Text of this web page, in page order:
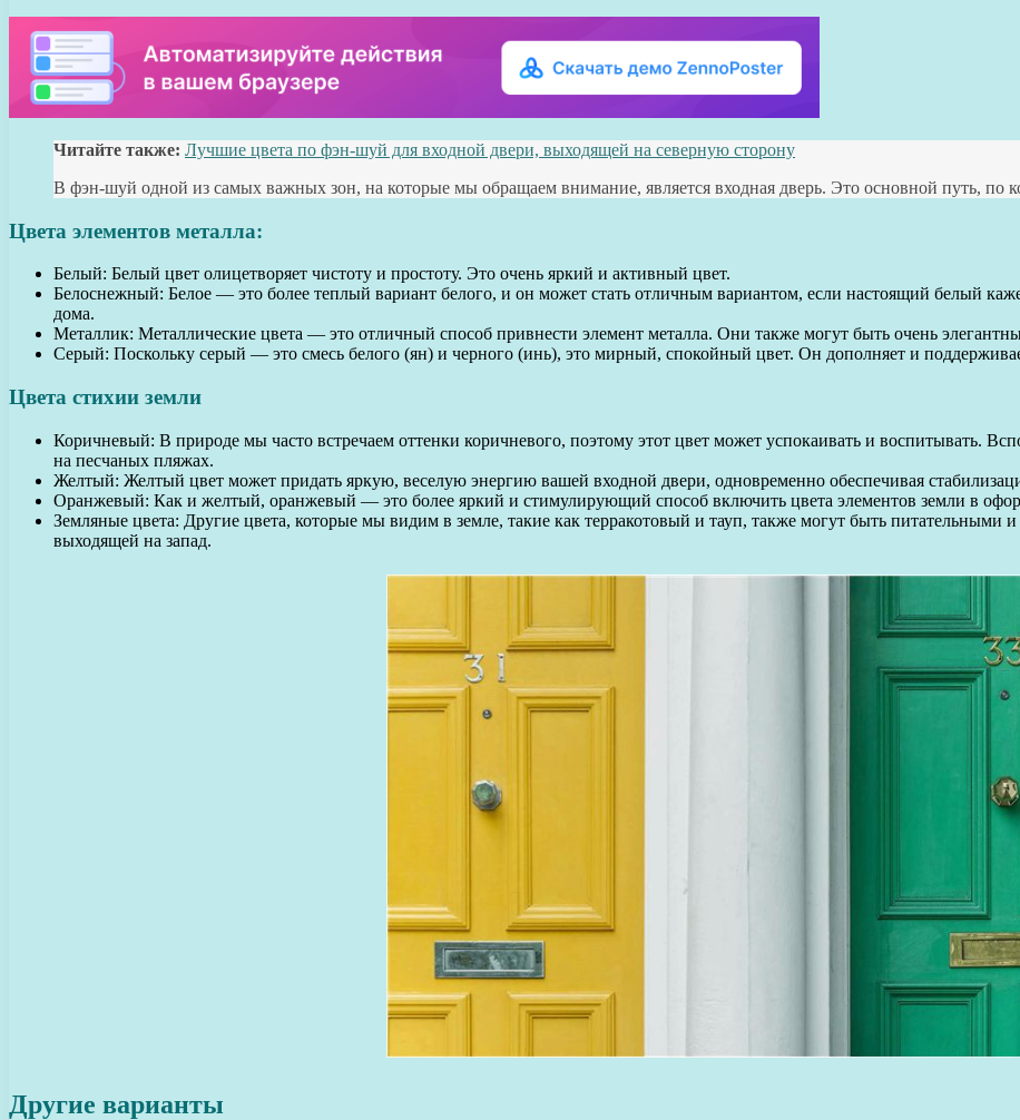
Читайте также: Лучшие цвета по фэн-шуй для входной двери, выходящей на северную сторону
В фэн-шуй одной из самых важных зон, на которые мы обращаем внимание, является входная дверь. Это основной путь, по
Цвета элементов металла:
Белый: Белый цвет олицетворяет чистоту и простоту. Это очень яркий и активный цвет.
Белоснежный: Белое — это более теплый вариант белого, и он может стать отличным вариантом, если настоящий белый
дома.
Металлик: Металлические цвета — это отличный способ привнести элемент металла. Они также могут быть очень
Серый: Поскольку серый — это смесь белого (ян) и черного (инь), это мирный, спокойный цвет. Он дополняет и
Цвета стихии земли
Коричневый: В природе мы часто встречаем оттенки коричневого, поэтому этот цвет может успокаивать и воспитывать.
на песчаных пляжах.
Желтый: Желтый цвет может придать яркую, веселую энергию вашей входной двери, одновременно обеспечивая
Оранжевый: Как и желтый, оранжевый — это более яркий и стимулирующий способ включить цвета элементов земли в
Земляные цвета: Другие цвета, которые мы видим в земле, такие как терракотовый и тауп, также могут быть
выходящей на запад.
Другие варианты